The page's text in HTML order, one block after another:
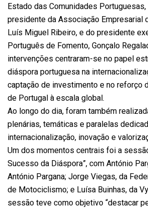
Estado das Comunidades
presidente da Associação Empresarial
Luís Miguel Ribeiro, e do presidente
Português de Fomento, Gonçalo
intervenções centraram-se no papel
diáspora portuguesa na
captação de investimento e no reforço
de Portugal à escala global.
Ao longo do dia, foram também
plenárias, temáticas e paralelas
internacionalização, inovação e
Um dos momentos centrais foi a
Sucesso da Diáspora”, com António
António Pargana; Jorge Viegas, da
de Motociclismo; e Luísa Buinhas, da
sessão teve como objetivo “destacar